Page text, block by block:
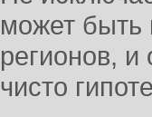
может быть
регионов,
чисто